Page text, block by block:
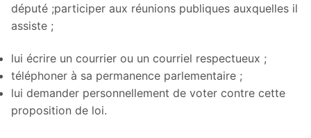
député ;participer aux réunions publiques auxquelles il
assiste ;
lui écrire un courrier ou un courriel respectueux ;
téléphoner à sa permanence parlementaire ;
lui demander personnellement de voter contre cette
proposition de loi.